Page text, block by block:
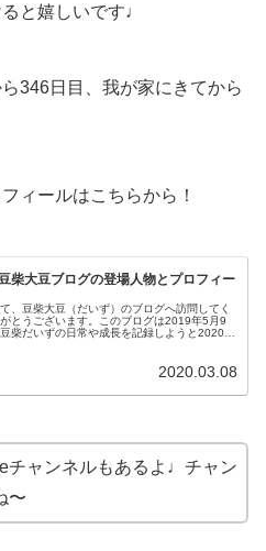
と嬉しいです♩
346日目、我が家にきてから
ィールはこちらから！
柴大豆ブログの登場人物とプロフィー
、豆柴大豆（だいず）のブログへ訪問してく
とうございます。このブログは2019年5月9
柴だいずの日常や成長を記録しようと2020年
2020.03.08
チャンネルもあるよ♩チャン
〜